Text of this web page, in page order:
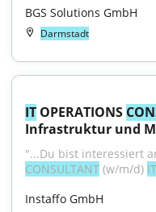
BGS Solutions GmbH
Darmstadt
IT OPERATIONS
Infrastruktur und
"...Du bist interessiert
CONSULTANT (w/m/d) IT
Instaffo GmbH